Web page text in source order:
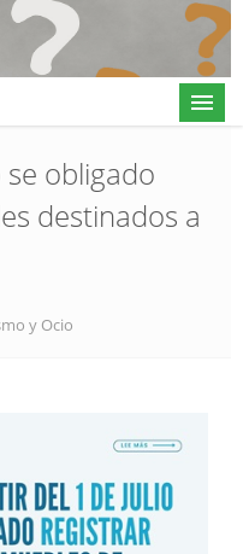
obligado
destinados a
y Ocio